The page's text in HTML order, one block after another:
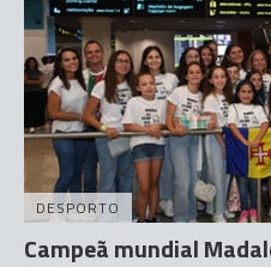
DESPORTO
Campeã mundial